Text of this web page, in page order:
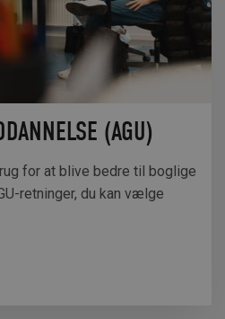
(AGU)
for at blive bedre til boglige
retninger, du kan vælge